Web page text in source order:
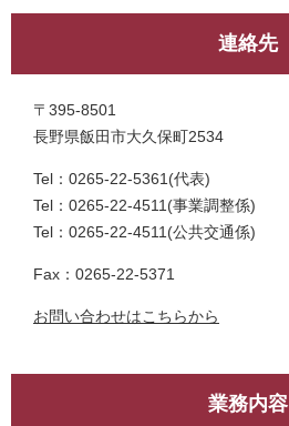
連絡先
〒395-8501
長野県飯田市大久保町2534
Tel：0265-22-5361 代表
Tel：0265-22-4511 事業調整係
Tel：0265-22-4511 公共交通係
Fax：0265-22-5371
お問い合わせはこちらから
業務内容